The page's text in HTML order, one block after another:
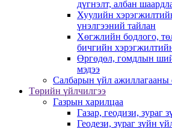
дүгнэлт, албан
Хуулийн
үнэлгээний тайлан
Хөгжлийн бодлого,
бичгийн
Өргөдөл, гомдлын
мэдээ
Салбарын үйл ажиллагааны
Төрийн үйлчилгээ
Газрын харилцаа
Газар, геодизи, зураг
Геодези, зураг зүйн